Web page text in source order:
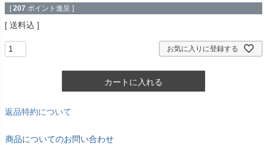
[ 207 ポイント進呈 ]
送料込
お気に入りに登録する
カートに入れる
返品特約について
商品についてのお問い合わせ